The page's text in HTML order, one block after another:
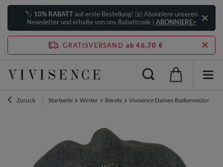
🏷️ 10% RABATTauf erste Bestellung! ✉️ Abonniere unseren
Newsletter und erhalte von uns Rabattcode | ABONNIERE>
GRATISVERSAND ab 46,70 €
Zurück Startseite Winter Berets Vivisence Damen Baskenmütze